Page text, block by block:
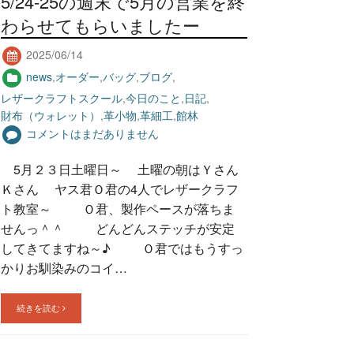
わらせてもらいましたー
2025/06/14
news,オーダー,バッグ,ブログ,
レザークラフトスクール,今日のこと ,日記,
財布（ウォレット） ,革小物,革細工,館林
コメントはまだありません
5月２３日土曜日～ 土曜の朝はＹさん
Ｋさん ヤス君Ｏ君の4人でレザークラフ
ト教室～ Ｏ君、製作ペースが落ちま
せんっ＾＾ どんどんステッチが安定
してきてますね～♪ Ｏ君ではもうすっ
かりお馴染みのコイ…
続きを読む